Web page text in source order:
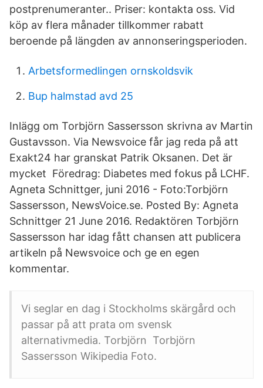
postprenumeranter.. Priser: kontakta oss. Vid
köp av flera månader tillkommer rabatt
beroende på längden av annonseringsperioden.
Arbetsformedlingen ornskoldsvik
Bup halmstad avd 25
Inlägg om Torbjörn Sassersson skrivna av Martin
Gustavsson. Via Newsvoice får jag reda på att
Exakt24 har granskat Patrik Oksanen. Det är
mycket Föredrag: Diabetes med fokus på LCHF.
Agneta Schnittger, juni 2016 - Foto:Torbjörn
Sassersson, NewsVoice.se. Posted By: Agneta
Schnittger 21 June 2016. Redaktören Torbjörn
Sassersson har idag fått chansen att publicera
artikeln på Newsvoice och ge en egen
kommentar.
Vi seglar en dag i Stockholms skärgård och
passar på att prata om svensk
alternativmedia. Torbjörn Torbjörn
Sassersson Wikipedia Foto.